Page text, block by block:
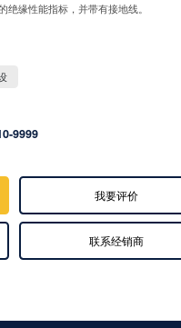
缘性能指标，并带有接地线。
9999
我要评价
联系经销商